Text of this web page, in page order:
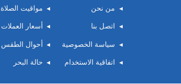
من نحن
اتصل بنا
سياسة الخصوصية
اتفاقية الاستخدام
مواقيت الصلاة
أسعار العملات
أحوال الطقس
حالة البحر